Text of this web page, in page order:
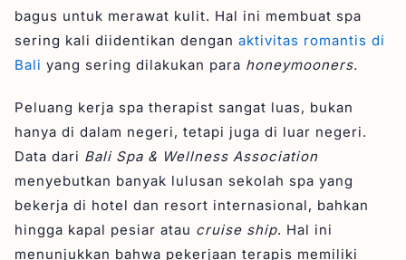
bagus untuk merawat kulit. Hal ini membuat spa
sering kali diidentikan dengan aktivitas romantis di
Bali yang sering dilakukan para honeymooners.
Peluang kerja spa therapist sangat luas, bukan
hanya di dalam negeri, tetapi juga di luar negeri.
Data dari Bali Spa & Wellness Association
menyebutkan banyak lulusan sekolah spa yang
bekerja di hotel dan resort internasional, bahkan
hingga kapal pesiar atau cruise ship. Hal ini
menunjukkan bahwa pekerjaan terapis memiliki